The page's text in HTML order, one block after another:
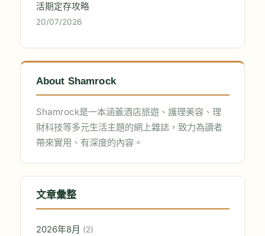
活期定存攻略
20/07/2026
About Shamrock
Shamrock是一本涵蓋酒店旅遊、護理美容、理
財科技等多元生活主題的網上雜誌，致力為讀者
帶來實用、有深度的內容。
文章彙整
2026年8月 (2)